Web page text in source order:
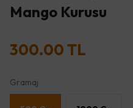
Mango Kurusu
300.00 TL
Gramaj